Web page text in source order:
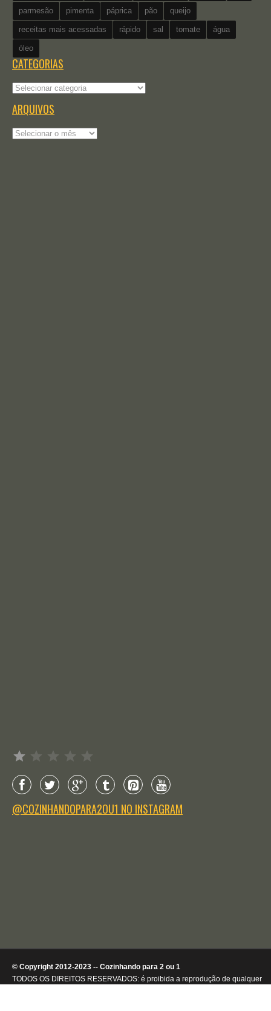
parmesão pimenta páprica pão queijo
receitas mais acessadas rápido sal tomate água
óleo
CATEGORIAS
Categorias
ARQUIVOS
Arquivos
@COZINHANDOPARA2OU1 NO INSTAGRAM
© Copyright 2012-2023 -- Cozinhando para 2 ou 1
TODOS OS DIREITOS RESERVADOS: é proibida a reprodução de qualquer